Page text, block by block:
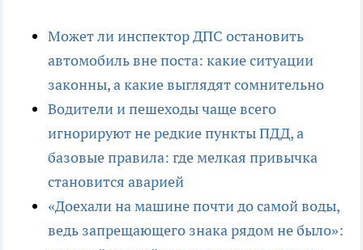
Может ли инспектор ДПС остановить
автомобиль вне поста: какие ситуации
законны, а какие выглядят сомнительно
Водители и пешеходы чаще всего
игнорируют не редкие пункты ПДД, а
базовые правила: где мелкая привычка
становится аварией
«Доехали на машине почти до самой воды,
ведь запрещающего знака рядом не было»: